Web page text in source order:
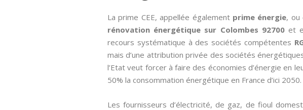
La prime CEE, appellée également prime énergie, ou
rénovation énergétique sur Colombes 92700et
recours systématique à des sociétés compétentes
mais d’une attribution privée des sociétés
l’Etat veut forcer à faire des économies d’énergie en
50% la consommation énergétique en France d’ici 2050.
Les fournisseurs d’électricité, de gaz, de fioul